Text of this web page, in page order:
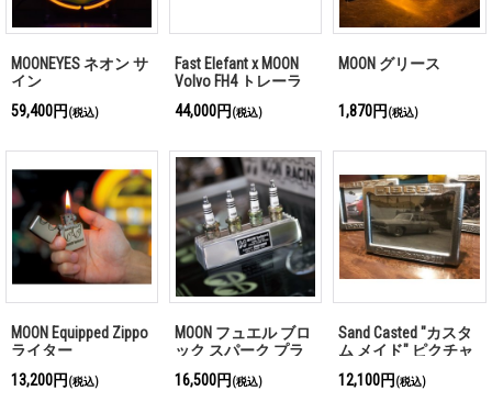
MOONEYES ネオン サ
イン
59,400円 (税込)
Fast Elefant x MOON
Volvo FH4 トレーラ
44,000円 (税込)
MOON グリース
1,870円 (税込)
MOON Equipped Zippo
ライター
13,200円 (税込)
MOON フュエル ブロ
ック スパーク プラ
グ スタンド
16,500円 (税込)
Sand Casted "カスタ
ム メイド" ピクチャ
ー フレーム
12,100円 (税込)